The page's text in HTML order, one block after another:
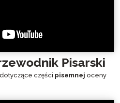
Pisarski
części pisemnej oceny